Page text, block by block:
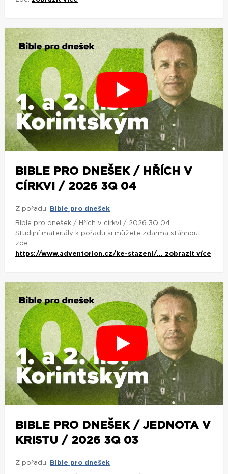
BIBLE PRO DNEŠEK / HŘÍCH V
CÍRKVI / 2026 3Q 04
Z pořadu: Bible pro dnešek
Bible pro dnešek / Hřích v církvi / 2026 3Q 04
Studijní materiály k pořadu si můžete zdarma stáhnout
zde:
https://www.adventorion.cz/ke-stazeni/... zobrazit více
BIBLE PRO DNEŠEK / JEDNOTA V
KRISTU / 2026 3Q 03
Z pořadu: Bible pro dnešek